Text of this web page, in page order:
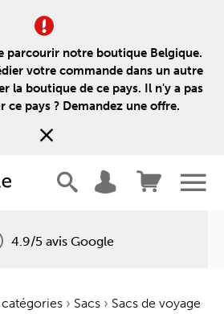
parcourir notre boutique Belgique.
votre commande dans un autre
la boutique de ce pays. Il n'y a pas
ce pays ? Demandez une offre.
4.9/5 avis Google
catégories › Sacs › Sacs de voyage